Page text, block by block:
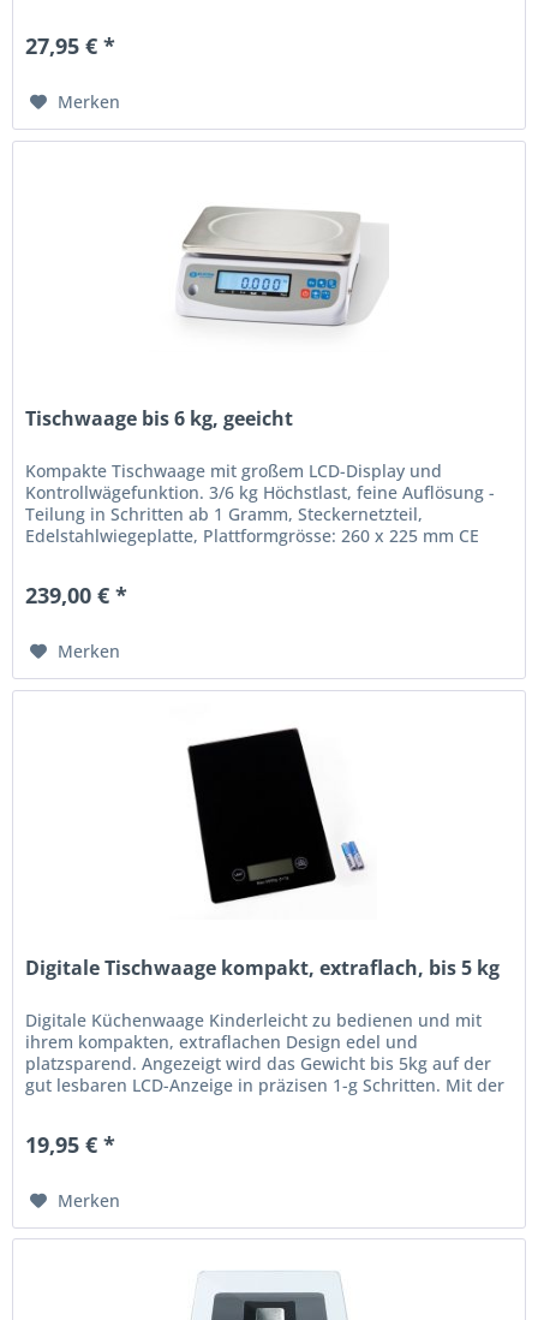
27,95 € *
Merken
Tischwaage bis 6 kg, geeicht
Kompakte Tischwaage mit großem LCD-Display und
Kontrollwägefunktion. 3/6 kg Höchstlast, feine Auflösung -
Teilung in Schritten ab 1 Gramm, Steckernetzteil,
Edelstahlwiegeplatte, Plattformgrösse: 260 x 225 mm CE
239,00 € *
Merken
Digitale Tischwaage kompakt, extraflach, bis 5 kg
Digitale Küchenwaage Kinderleicht zu bedienen und mit
ihrem kompakten, extraflachen Design edel und
platzsparend. Angezeigt wird das Gewicht bis 5kg auf der
gut lesbaren LCD-Anzeige in präzisen 1-g Schritten. Mit der
19,95 € *
Merken